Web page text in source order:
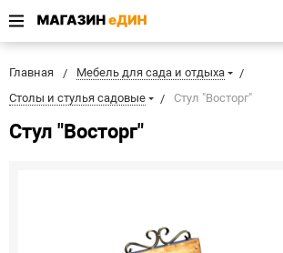
Главная
Мебель для сада и отдыха
Столы и стулья садовые
Стул "Восторг"
Стул "Восторг"